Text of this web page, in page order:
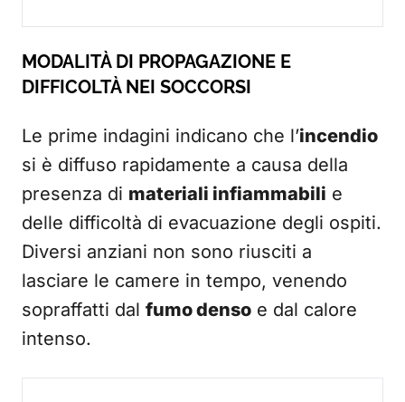
MODALITÀ DI PROPAGAZIONE E
DIFFICOLTÀ NEI SOCCORSI
Le prime indagini indicano che l’incendio
si è diffuso rapidamente a causa della
presenza di materiali infiammabili e
delle difficoltà di evacuazione degli ospiti.
Diversi anziani non sono riusciti a
lasciare le camere in tempo, venendo
sopraffatti dal fumo denso e dal calore
intenso.